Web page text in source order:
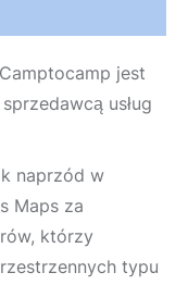
jest
usług
naprzód w
Maps za
którzy
typu